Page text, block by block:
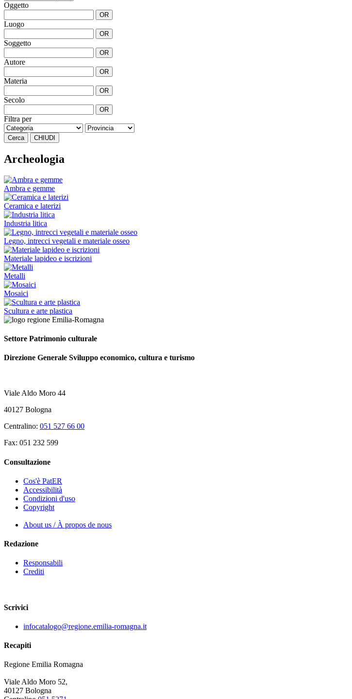
Oggetto
OR
Luogo
OR
Soggetto
OR
Autore
OR
Materia
OR
Secolo
OR
Filtra per
Cerca CHIUDI
Archeologia
Ambra e gemme
Ceramica e laterizi
Industria litica
Legno, intrecci vegetali e materiale osseo
Materiale lapideo e iscrizioni
Metalli
Mosaici
Scultura e arte plastica
Settore Patrimonio culturale
Direzione Generale Sviluppo economico, cultura e turismo
Viale Aldo Moro 44
40127 Bologna
Centralino: 051 527 66 00
Fax: 051 232 599
Consultazione
Cos'è PatER
Accessibilità
Condizioni d'uso
Copyright
About us / À propos de nous
Redazione
Responsabili
Crediti
Scrivici
infocatalogo@regione.emilia-romagna.it
Recapiti
Regione Emilia Romagna
Viale Aldo Moro 52,
40127 Bologna